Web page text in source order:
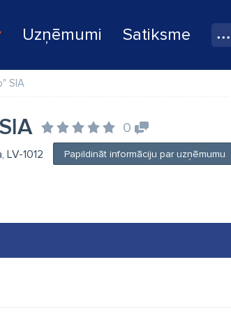
Uzņēmumi Satiksme
SIA
0
LV-1012 Papildināt informāciju par uzņēmumu